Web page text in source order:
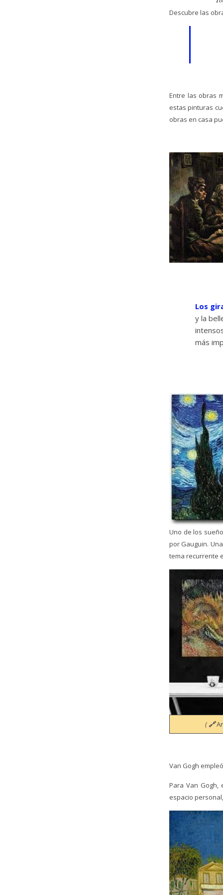
Descubre las
Entre las obras
estas pinturas
obras en casa
Los
y la
más
Uno de los
por Gauguin.
tema recurrente
(🔗
Van Gogh
Para Van
espacio